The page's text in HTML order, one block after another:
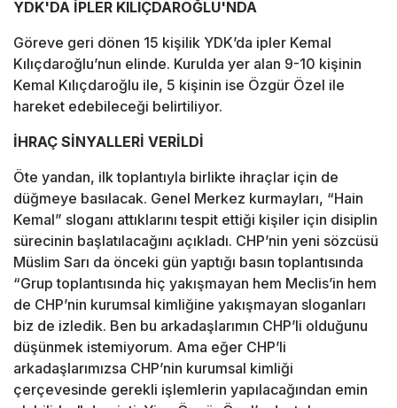
YDK'DA İPLER KILIÇDAROĞLU'NDA
Göreve geri dönen 15 kişilik YDK’da ipler Kemal
Kılıçdaroğlu’nun elinde. Kurulda yer alan 9-10 kişinin
Kemal Kılıçdaroğlu ile, 5 kişinin ise Özgür Özel ile
hareket edebileceği belirtiliyor.
İHRAÇ SİNYALLERİ VERİLDİ
Öte yandan, ilk toplantıyla birlikte ihraçlar için de
düğmeye basılacak. Genel Merkez kurmayları, “Hain
Kemal” sloganı attıklarını tespit ettiği kişiler için disiplin
sürecinin başlatılacağını açıkladı. CHP’nin yeni sözcüsü
Müslim Sarı da önceki gün yaptığı basın toplantısında
“Grup toplantısında hiç yakışmayan hem Meclis’in hem
de CHP’nin kurumsal kimliğine yakışmayan sloganları
biz de izledik. Ben bu arkadaşlarımın CHP’li olduğunu
düşünmek istemiyorum. Ama eğer CHP’li
arkadaşlarımızsa CHP’nin kurumsal kimliği
çerçevesinde gerekli işlemlerin yapılacağından emin